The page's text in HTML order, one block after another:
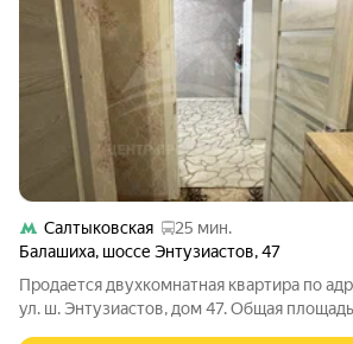
Салтыковская
25 мин.
Балашиха, шоссе Энтузиастов,47
Продается двухкомнатная квартира по
ул. ш. Энтузиастов, дом 47. Общая